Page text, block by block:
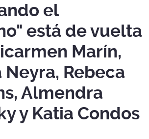
el
está de vuelta
Marín,
Neyra, Rebeca
Almendra
y Katia Condos